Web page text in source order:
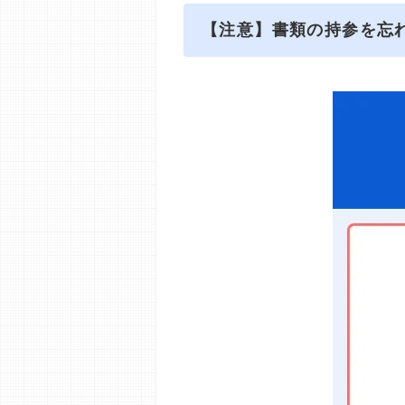
【注意】書類の持参を忘